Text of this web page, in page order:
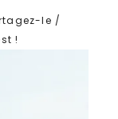
le /
!